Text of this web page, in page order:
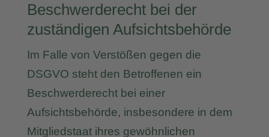
Beschwerderecht bei der
zuständigen Aufsichtsbehörde
Im Falle von Verstößen gegen die
DSGVO steht den Betroffenen ein
Beschwerderecht bei einer
Aufsichtsbehörde, insbesondere in dem
Mitgliedstaat ihres gewöhnlichen